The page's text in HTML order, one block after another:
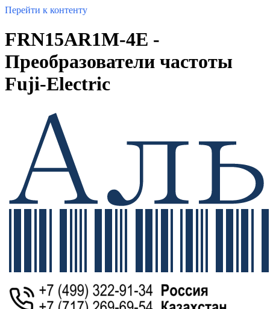
Перейти к контенту
FRN15AR1M-4E -
Преобразователи частоты
Fuji-Electric